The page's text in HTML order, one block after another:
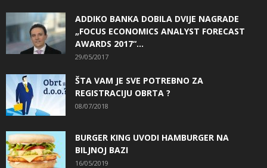
ADDIKO BANKA DOBILA DVIJE NAGRADE
„FOCUS ECONOMICS ANALYST FORECAST
AWARDS 2017“...
29/05/2017
ŠTA VAM JE SVE POTREBNO ZA
REGISTRACIJU OBRTA ?
08/07/2018
BURGER KING UVODI HAMBURGER NA
BILJNOJ BAZI
16/05/2019